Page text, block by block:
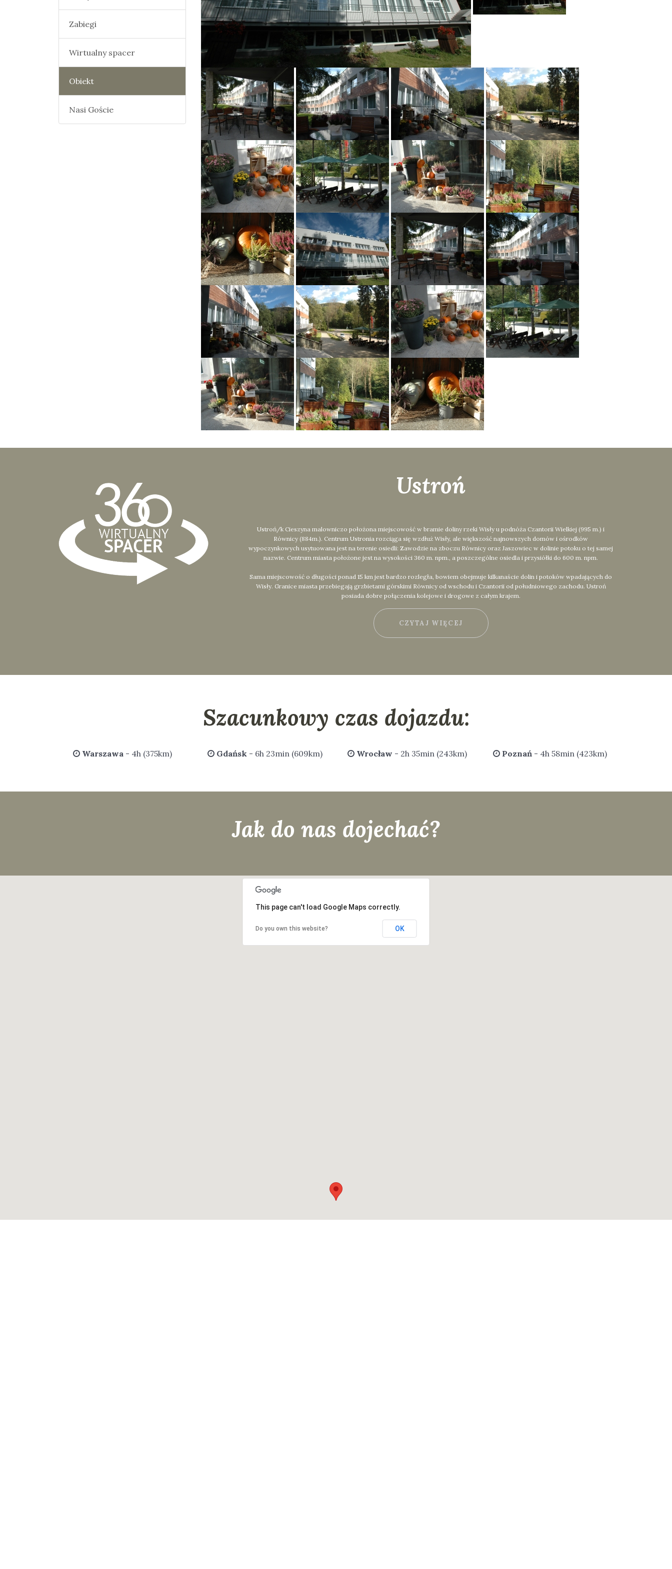
Zabiegi
Wirtualny spacer
Obiekt
Nasi Goście
Ustroń
Ustroń/k Cieszyna malowniczo położona miejscowość w bramie doliny rzeki Wisły u podnóża Czantorii Wielkiej (995 m.) i
Równicy (884m.). Centrum Ustronia rozciąga się wzdłuż Wisły, ale większość najnowszych domów i ośrodków
wypoczynkowych usytuowana jest na terenie osiedli: Zawodzie na zboczu Równicy oraz Jaszowiec w dolinie potoku o tej samej
nazwie. Centrum miasta położone jest na wysokości 360 m. npm., a poszczególne osiedla i przysiółki do 600 m. npm.
Sama miejscowość o długości ponad 15 km jest bardzo rozległa, bowiem obejmuje kilkanaście dolin i potoków wpadających do
Wisły. Granice miasta przebiegają grzbietami górskimi Równicy od wschodu i Czantorii od południowego zachodu. Ustroń
posiada dobre połączenia kolejowe i drogowe z całym krajem.
CZYTAJ WIĘCEJ
Szacunkowy czas dojazdu:
Warszawa- 4h (375km) Gdańsk- 6h 23min (609km) Wrocław - 2h 35min (243km) Poznań- 4h 58min (423km)
Jak do nas dojechać?
This page can't load Google Maps correctly.
Do you own this website? OK